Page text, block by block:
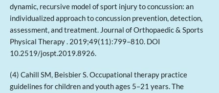
dynamic, recursive model of sport injury to concussion: an
individualized approach to concussion prevention, detection,
assessment, and treatment. Journal of Orthopaedic & Sports
Physical Therapy . 2019;49(11):799–810. DOI
10.2519/jospt.2019.8926.
(4) Cahill SM, Beisbier S. Occupational therapy practice
guidelines for children and youth ages 5–21 years. The